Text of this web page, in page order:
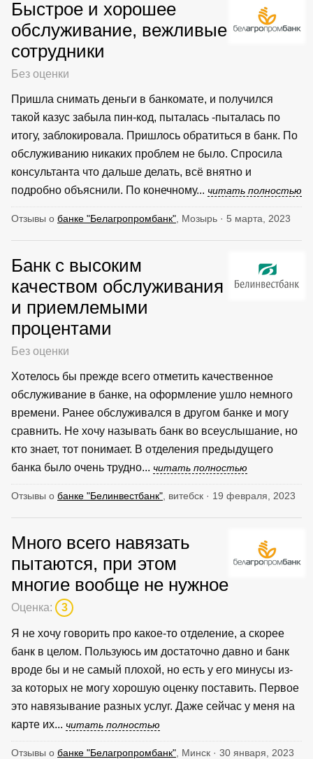
Быстрое и хорошее
обслуживание, вежливые
сотрудники
Без оценки
Пришла снимать деньги в банкомате, и получился
такой казус забыла пин-код, пыталась -пыталась по
итогу, заблокировала. Пришлось обратиться в банк. По
обслуживанию никаких проблем не было. Спросила
консультанта что дальше делать, всё внятно и
подробно объяснили. По конечному... читать полностью
Отзывы о банке "Белагропромбанк" , Мозырь · 5 марта, 2023
Банк с высоким
качеством обслуживания
и приемлемыми
процентами
Без оценки
Хотелось бы прежде всего отметить качественное
обслуживание в банке, на оформление ушло немного
времени. Ранее обслуживался в другом банке и могу
сравнить. Не хочу называть банк во всеуслышание, но
кто знает, тот понимает. В отделения предыдущего
банка было очень трудно... читать полностью
Отзывы о банке "Белинвестбанк" , витебск · 19 февраля, 2023
Много всего навязать
пытаются, при этом
многие вообще не нужное
Оценка: 3
Я не хочу говорить про какое-то отделение, а скорее
банк в целом. Пользуюсь им достаточно давно и банк
вроде бы и не самый плохой, но есть у его минусы из-
за которых не могу хорошую оценку поставить. Первое
это навязывание разных услуг. Даже сейчас у меня на
карте их... читать полностью
Отзывы о банке "Белагропромбанк" , Минск · 30 января, 2023